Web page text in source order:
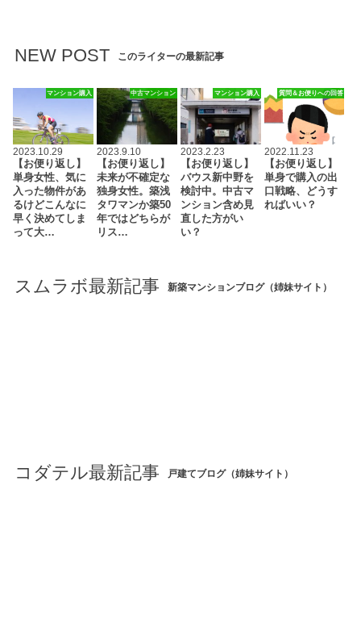
NEW POST このライターの最新記事
マンション購入
2023.10.29
【お便り返し】
単身女性、気に
入った物件があ
るけどこんなに
早く決めてしま
って大…
中古マンション
2023.9.10
【お便り返し】
未来が不確定な
独身女性。築浅
タワマンか築50
年ではどちらが
リス…
マンション購入
2023.2.23
【お便り返し】
バウス新中野を
検討中。中古マ
ンション含め見
直した方がい
い？
質問＆お便りへの回答
2022.11.23
【お便り返し】
単身で購入の出
口戦略、どうす
ればいい？
スムラボ最新記事 新築マンションブログ（姉妹サイト）
コダテル最新記事 戸建てブログ（姉妹サイト）